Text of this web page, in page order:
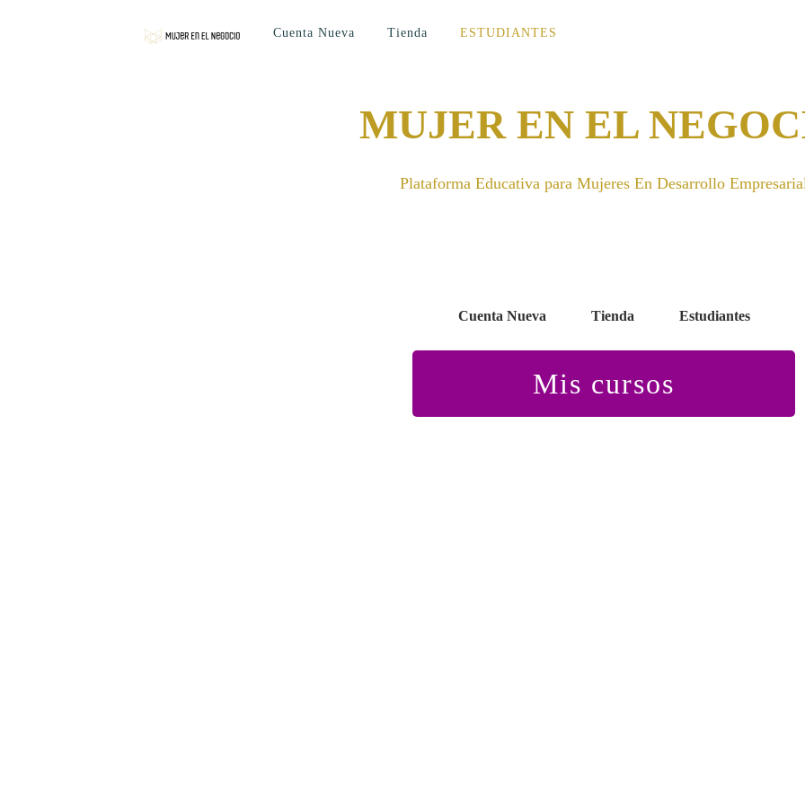
Cuenta Nueva Tienda ESTUDIANTES
MUJER EN EL
Plataforma Educativa para Mujeres En Desarrollo
Cuenta Nueva Tienda Estudiantes
Mis cursos